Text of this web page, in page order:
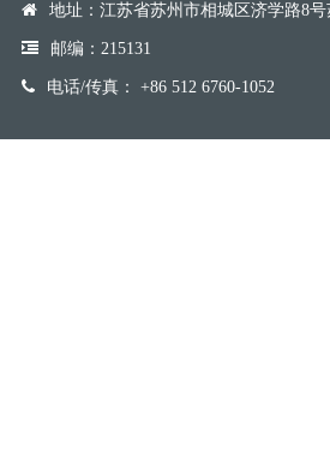
地址：江苏省苏州市相城区济学路8
邮编：215131
电话/传真： +86 512 6760-1052